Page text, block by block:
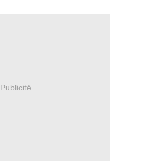
Publicité